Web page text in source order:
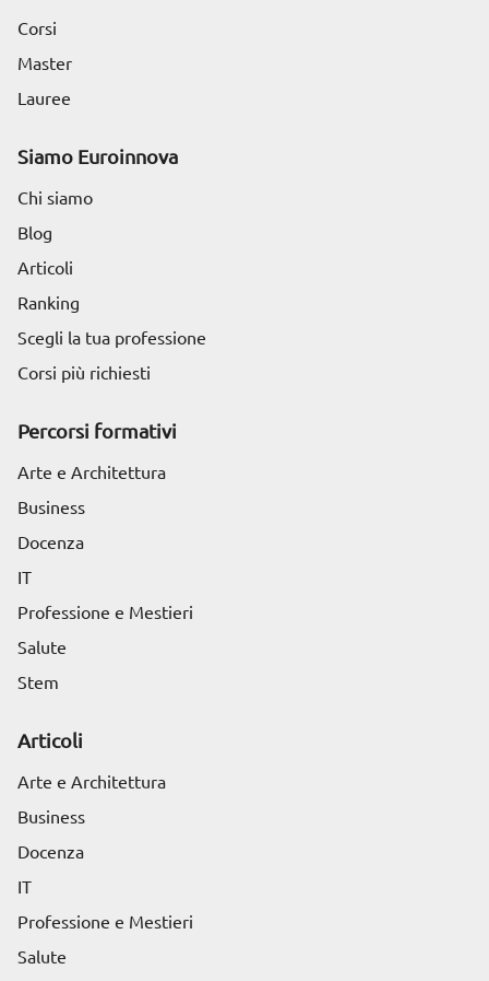
Corsi
Master
Lauree
Siamo Euroinnova
Chi siamo
Blog
Articoli
Ranking
Scegli la tua professione
Corsi più richiesti
Percorsi formativi
Arte e Architettura
Business
Docenza
IT
Professione e Mestieri
Salute
Stem
Articoli
Arte e Architettura
Business
Docenza
IT
Professione e Mestieri
Salute